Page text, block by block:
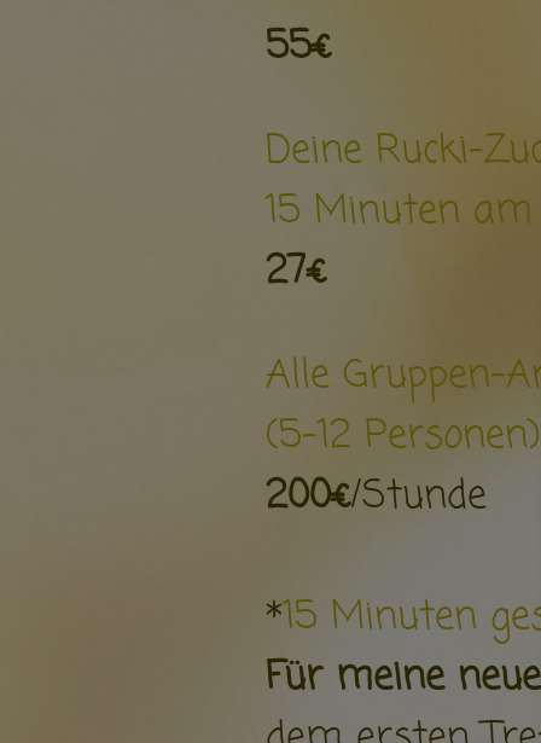
55€
Deine Rucki-
15 Minuten am
27€
Alle Gruppen-
(5-12
200€/Stunde
*15 Minuten
Für meine